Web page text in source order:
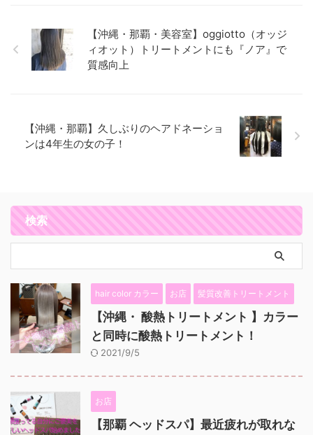
【沖縄・那覇・美容室】oggiotto（オッジ
ィオット）トリートメントにも『ノア』で
質感向上
【沖縄・那覇】久しぶりのヘアドネーショ
ンは4年生の女の子！
検索
hair color カラー お店 髪質改善トリートメント
【沖縄・ 酸熱トリートメント 】カラー
と同時に酸熱トリートメント！
2021/9/5
お店
【那覇 ヘッドスパ】最近疲れが取れな